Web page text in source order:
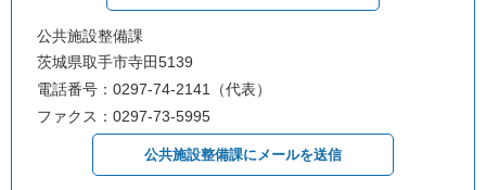
公共施設整備課
茨城県取手市寺田5139
電話番号：0297-74-2141（代表）
ファクス：0297-73-5995
公共施設整備課にメールを送信